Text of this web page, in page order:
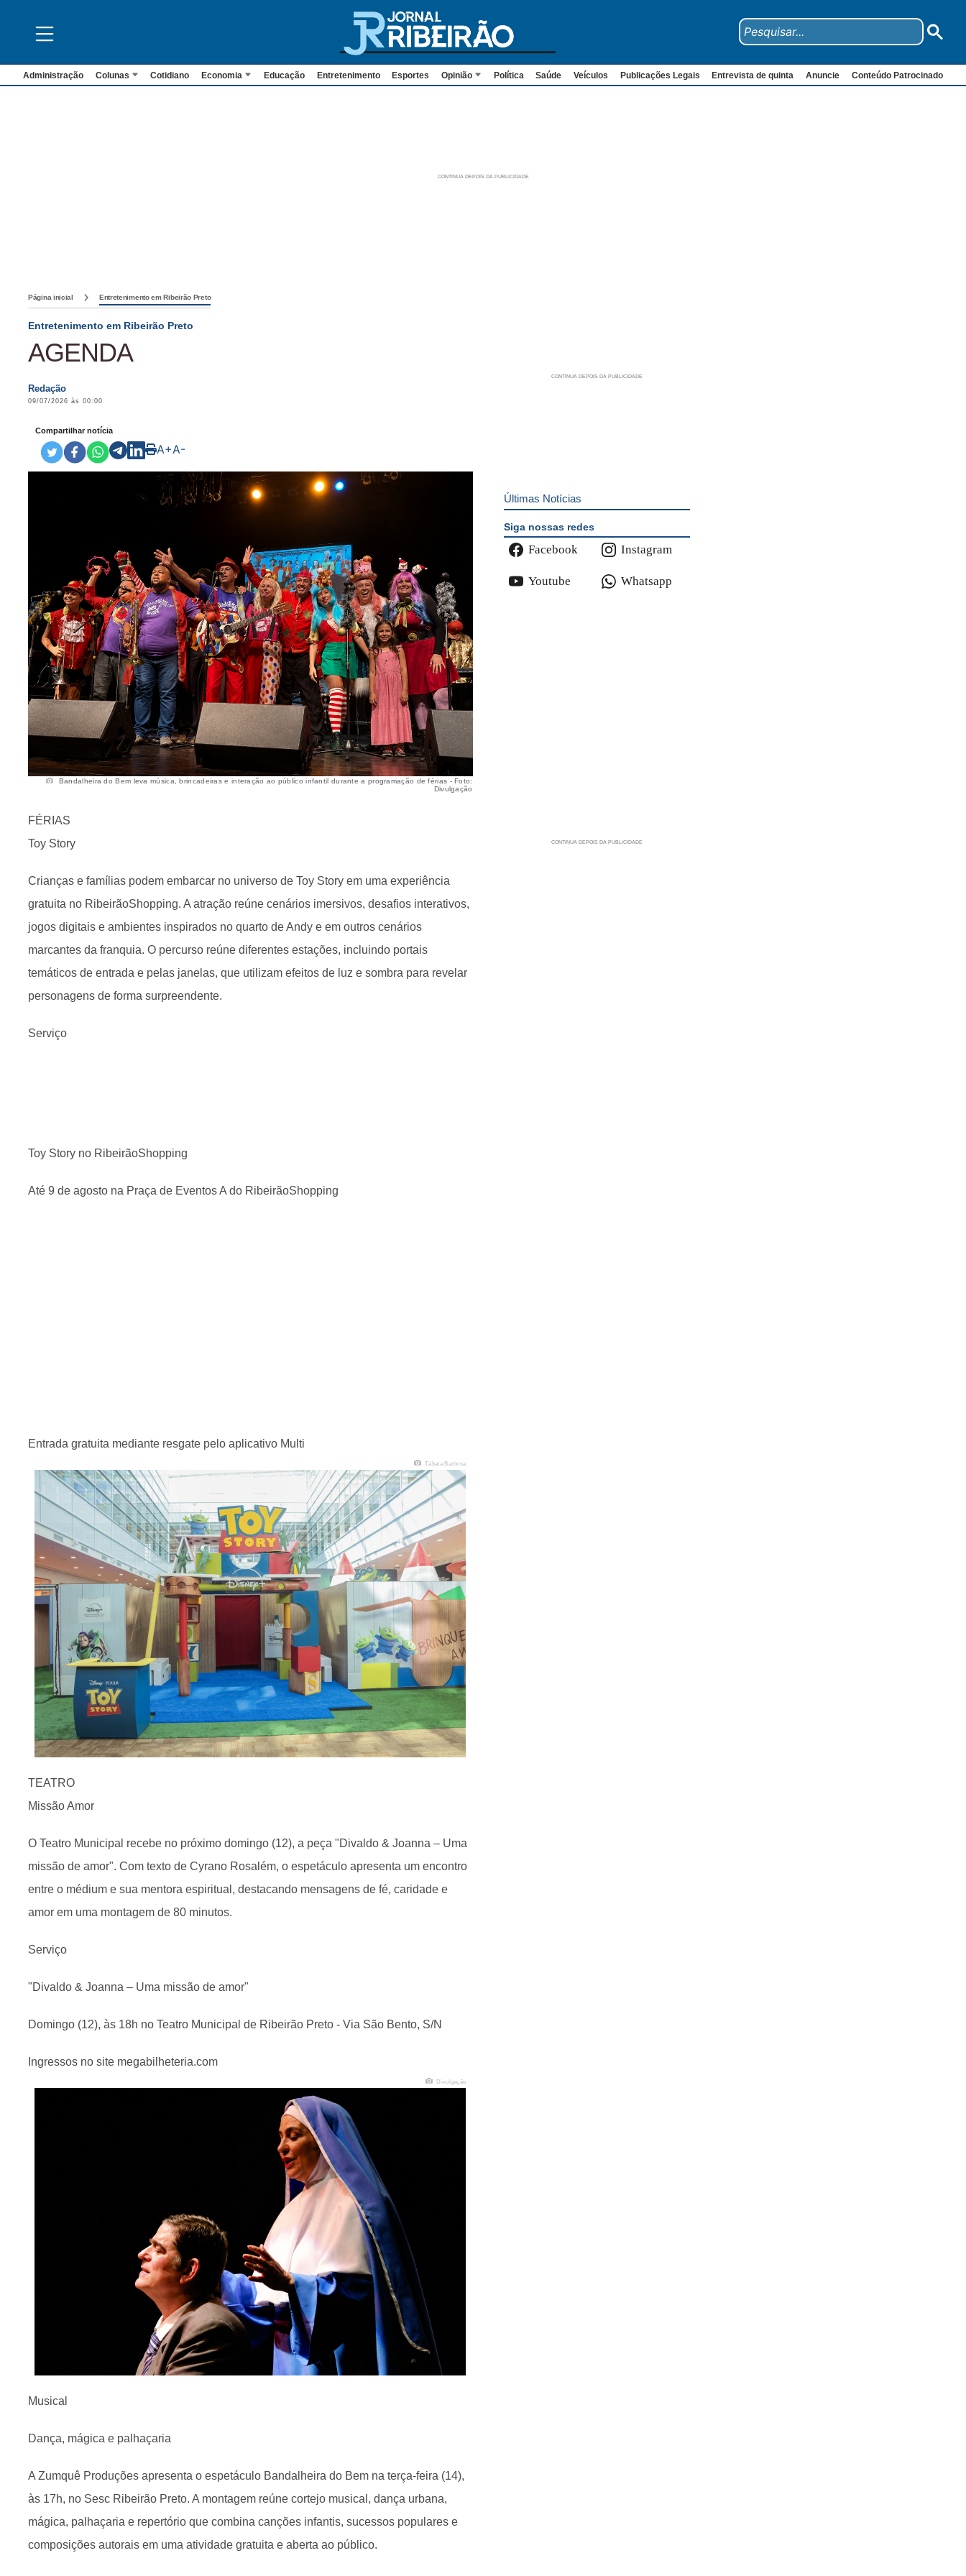
Administração Colunas Cotidiano Economia Educação Entretenimento Esportes Opinião Política Saúde Veículos Publicações Legais Entrevista de quinta Anuncie Conteúdo Patrocinado
Página inicial Entretenimento em Ribeirão Preto
Entretenimento em Ribeirão Preto
AGENDA
Redação
09/07/2026 às 00:00
Compartilhar notícia
A+A-
Bandalheira do Bem leva música, brincadeiras e interação ao público infantil durante a programação de férias - Foto:
Divulgação
FÉRIAS
Toy Story
Crianças e famílias podem embarcar no universo de Toy Story em uma experiência
gratuita no RibeirãoShopping. A atração reúne cenários imersivos, desafios interativos,
jogos digitais e ambientes inspirados no quarto de Andy e em outros cenários
marcantes da franquia. O percurso reúne diferentes estações, incluindo portais
temáticos de entrada e pelas janelas, que utilizam efeitos de luz e sombra para revelar
personagens de forma surpreendente.
Serviço
Toy Story no RibeirãoShopping
Até 9 de agosto na Praça de Eventos A do RibeirãoShopping
Entrada gratuita mediante resgate pelo aplicativo Multi
Tábata Barbosa
TEATRO
Missão Amor
O Teatro Municipal recebe no próximo domingo (12), a peça "Divaldo & Joanna – Uma
missão de amor". Com texto de Cyrano Rosalém, o espetáculo apresenta um encontro
entre o médium e sua mentora espiritual, destacando mensagens de fé, caridade e
amor em uma montagem de 80 minutos.
Serviço
"Divaldo & Joanna – Uma missão de amor"
Domingo (12), às 18h no Teatro Municipal de Ribeirão Preto - Via São Bento, S/N
Ingressos no site megabilheteria.com
Divulgação
Musical
Dança, mágica e palhaçaria
A Zumquê Produções apresenta o espetáculo Bandalheira do Bem na terça-feira (14),
às 17h, no Sesc Ribeirão Preto. A montagem reúne cortejo musical, dança urbana,
mágica, palhaçaria e repertório que combina canções infantis, sucessos populares e
composições autorais em uma atividade gratuita e aberta ao público.
Últimas Notícias
Siga nossas redes
Facebook Instagram
Youtube Whatsapp